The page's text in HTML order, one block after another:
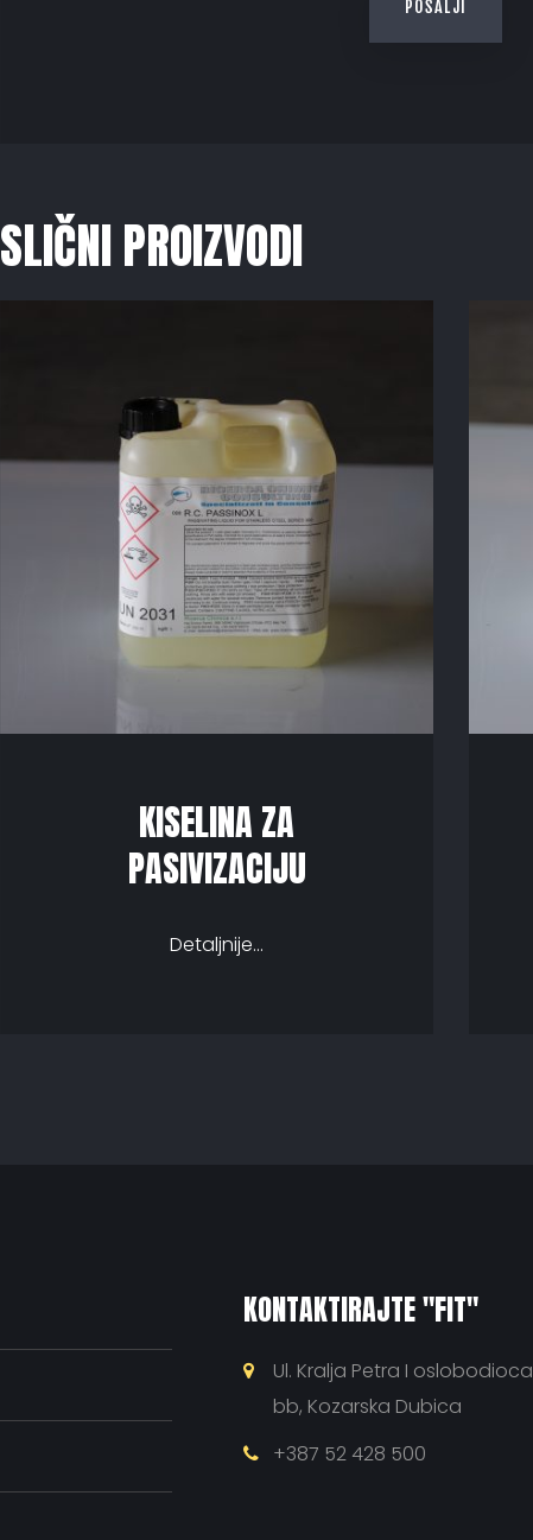
SLIČNI PROIZVODI
KISELINA ZA
PASIVIZACIJU
Detaljnije...
KONTAKTIRAJTE "FIT"
Ul. Kralja Petra I oslobodioca
bb, Kozarska Dubica
+387 52 428 500